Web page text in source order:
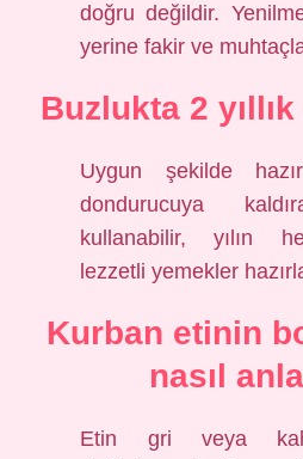
doğru değildir.
yerine fakir ve
Buzlukta 2
Uygun şekilde
dondurucuya
kullanabilir, yılın
lezzetli yemekler
Kurban etinin
nasıl
Etin gri veya